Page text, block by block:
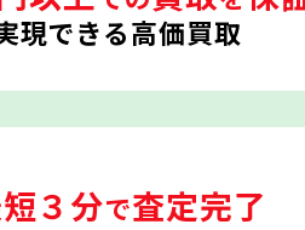
現できる高価買取
３分で査定完了